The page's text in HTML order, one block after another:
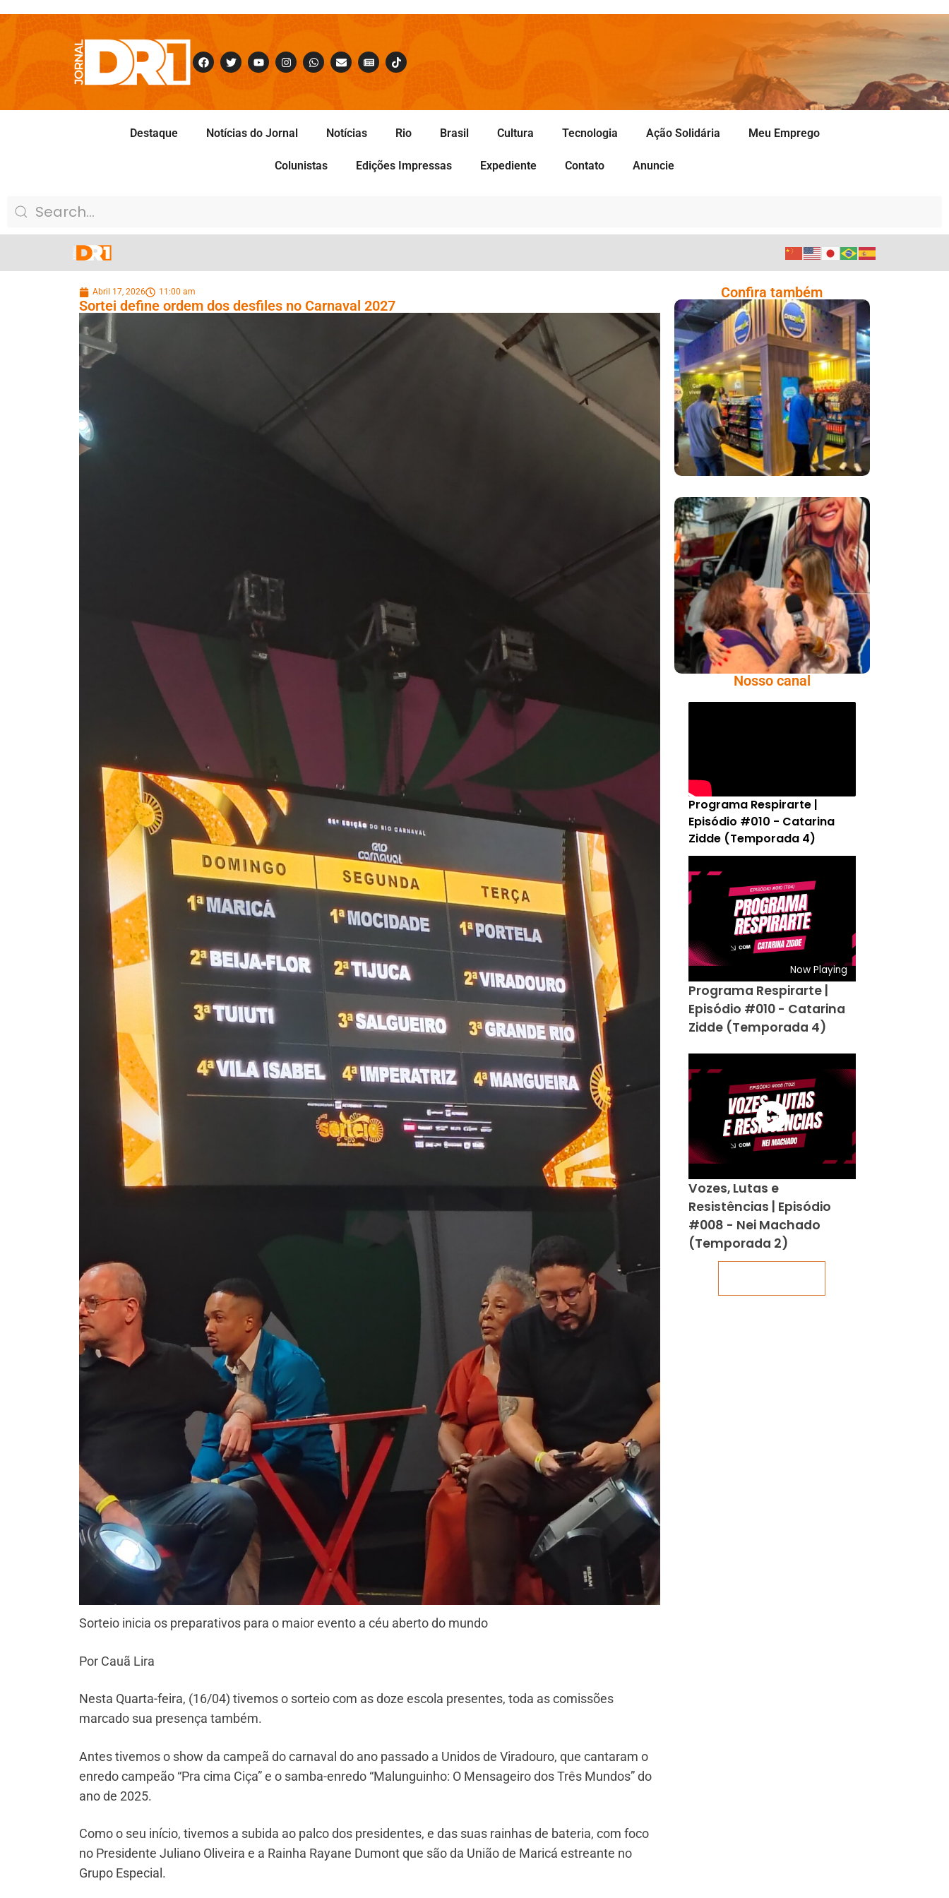
Destaque Notícias do Jornal Notícias Rio Brasil Cultura Tecnologia Ação Solidária Meu Emprego
Colunistas Edições Impressas Expediente Contato Anuncie
Abril 17, 2026 11:00 am
Sortei define ordem dos desfiles no Carnaval 2027
Sorteio inicia os preparativos para o maior evento a céu aberto do mundo
Por Cauã Lira
Nesta Quarta-feira, (16/04) tivemos o sorteio com as doze escola presentes, toda as comissões
marcado sua presença também.
Antes tivemos o show da campeã do carnaval do ano passado a Unidos de Viradouro, que cantaram o
enredo campeão “Pra cima Ciça” e o samba-enredo “Malunguinho: O Mensageiro dos Três Mundos” do
ano de 2025.
Como o seu início, tivemos a subida ao palco dos presidentes, e das suas rainhas de bateria, com foco
no Presidente Juliano Oliveira e a Rainha Rayane Dumont que são da União de Maricá estreante no
Grupo Especial.
Confira também
Cencosud Promove
Inovação No Brasil
Com A Participação
Do Prezunic No Rio
Innovation Week
2026
​Segurança Pública
Lidera Queixas De
Moradores Do Rio Em
Escuta Promovida
Por Antônia
Fontenelle
Nosso canal
Programa Respirarte |
Episódio #010 - Catarina
Zidde (Temporada 4)
Now Playing
Programa Respirarte |
Episódio #010 - Catarina
Zidde (Temporada 4)
Vozes, Lutas e
Resistências | Episódio
#008 - Nei Machado
(Temporada 2)